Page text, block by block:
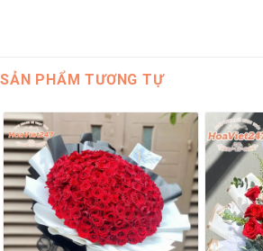
SẢN PHẨM TƯƠNG TỰ